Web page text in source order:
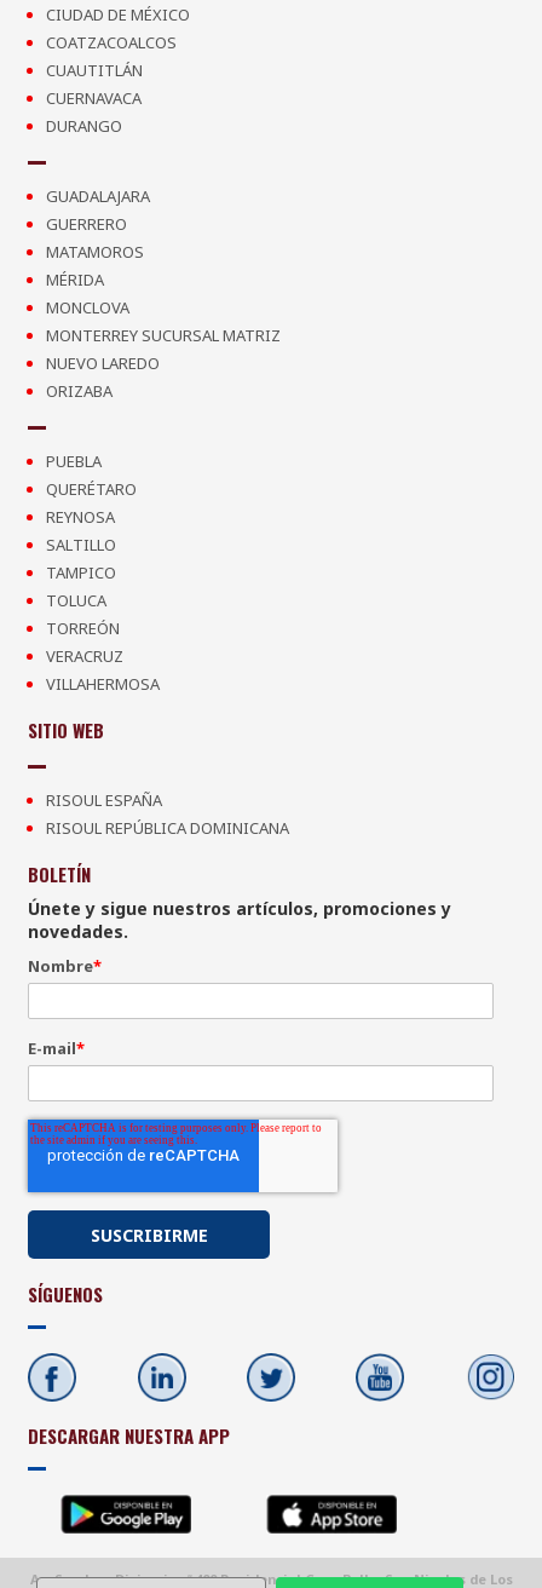
CIUDAD DE MÉXICO
COATZACOALCOS
CUAUTITLÁN
CUERNAVACA
DURANGO
GUADALAJARA
GUERRERO
MATAMOROS
MÉRIDA
MONCLOVA
MONTERREY SUCURSAL MATRIZ
NUEVO LAREDO
ORIZABA
PUEBLA
QUERÉTARO
REYNOSA
SALTILLO
TAMPICO
TOLUCA
TORREÓN
VERACRUZ
VILLAHERMOSA
SITIO WEB
RISOUL ESPAÑA
RISOUL REPÚBLICA DOMINICANA
BOLETÍN
Únete y sigue nuestros artículos, promociones y
novedades.
Nombre*
E-mail*
SÍGUENOS
DESCARGAR NUESTRA APP
Av. Sendero Divisorio, #400 Residencial Casa Bella, San Nicolas de Los